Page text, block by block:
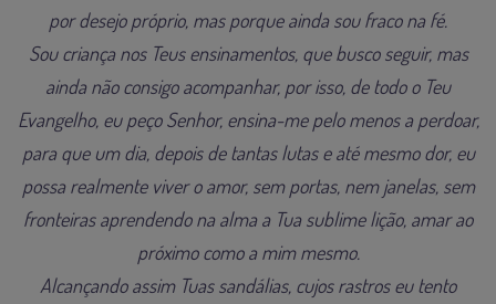
por desejo próprio, mas porque ainda sou fraco na fé.
Sou criança nos Teus ensinamentos, que busco seguir, mas
ainda não consigo acompanhar, por isso, de todo o Teu
Evangelho, eu peço Senhor, ensina-me pelo menos a perdoar,
para que um dia, depois de tantas lutas e até mesmo dor, eu
possa realmente viver o amor, sem portas, nem janelas, sem
fronteiras aprendendo na alma a Tua sublime lição, amar ao
próximo como a mim mesmo.
Alcançando assim Tuas sandálias, cujos rastros eu tento